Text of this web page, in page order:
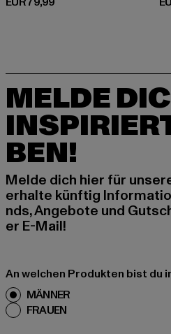
MELDE
BEN!
Melde dich hier für
erhalte künftig
nds, Angebote und
er E-Mail!
An welchen Produkten bist du
MÄNNER
FRAUEN